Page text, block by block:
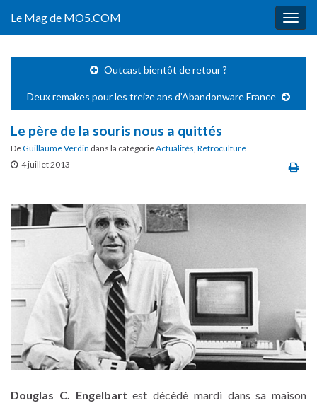
Le Mag de MO5.COM
Outcast bientôt de retour ?
Deux remakes pour les treize ans d’Abandonware France
Le père de la souris nous a quittés
DeGuillaume Verdin dans la catégorieActualités, Retroculture
4 juillet 2013
Douglas C. Engelbart est décédé mardi dans sa maison